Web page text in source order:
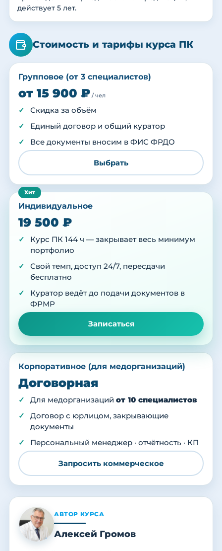
действует 5 лет.
Стоимость и тарифы курса ПК
Групповое (от 3 специалистов)
от 15 900 ₽ / чел
Скидка за объём
Единый договор и общий куратор
Все документы вносим в ФИС ФРДО
Выбрать
Индивидуальное
19 500 ₽
Курс ПК 144 ч — закрывает весь минимум
портфолио
Свой темп, доступ 24/7, пересдачи
бесплатно
Куратор ведёт до подачи документов в
ФРМР
Записаться
Корпоративное (для медорганизаций)
Договорная
Для медорганизаций от 10 специалистов
Договор с юрлицом, закрывающие
документы
Персональный менеджер · отчётность · КП
Запросить коммерческое
АВТОР КУРСА
Алексей Громов